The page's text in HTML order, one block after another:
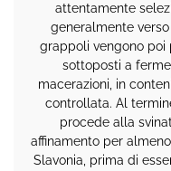
attentamente
generalmente
grappoli vengono poi
sottoposti a
macerazioni, in
controllata. Al
procede alla
affinamento per
Slavonia, prima di